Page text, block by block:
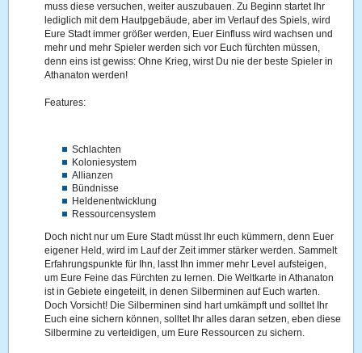
muss diese versuchen, weiter auszubauen. Zu Beginn startet Ihr
lediglich mit dem Hautpgebäude, aber im Verlauf des Spiels, wird
Eure Stadt immer größer werden, Euer Einfluss wird wachsen und
mehr und mehr Spieler werden sich vor Euch fürchten müssen,
denn eins ist gewiss: Ohne Krieg, wirst Du nie der beste Spieler in
Athanaton werden!
Features:
Schlachten
Koloniesystem
Allianzen
Bündnisse
Heldenentwicklung
Ressourcensystem
Doch nicht nur um Eure Stadt müsst Ihr euch kümmern, denn Euer
eigener Held, wird im Lauf der Zeit immer stärker werden. Sammelt
Erfahrungspunkte für Ihn, lasst Ihn immer mehr Level aufsteigen,
um Eure Feine das Fürchten zu lernen. Die Weltkarte in Athanaton
ist in Gebiete eingeteilt, in denen Silberminen auf Euch warten.
Doch Vorsicht! Die Silberminen sind hart umkämpft und solltet Ihr
Euch eine sichern können, solltet Ihr alles daran setzen, eben diese
Silbermine zu verteidigen, um Eure Ressourcen zu sichern.